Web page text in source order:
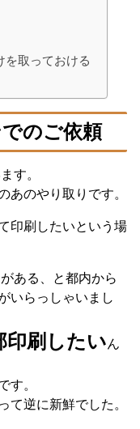
を取っておける
のご依頼
す。
あのやり取りです。
印刷したいという場
ある、と都内から
いらっしゃいまし
印刷したいん
す。
て逆に新鮮でした。